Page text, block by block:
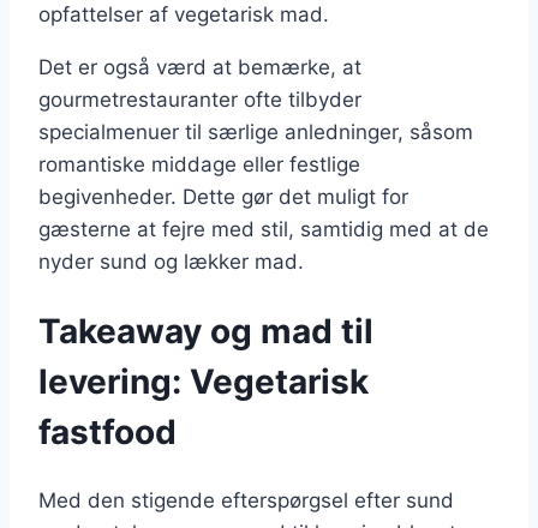
opfattelser af vegetarisk mad.
Det er også værd at bemærke, at
gourmetrestauranter ofte tilbyder
specialmenuer til særlige anledninger, såsom
romantiske middage eller festlige
begivenheder. Dette gør det muligt for
gæsterne at fejre med stil, samtidig med at de
nyder sund og lækker mad.
Takeaway og mad til
levering: Vegetarisk
fastfood
Med den stigende efterspørgsel efter sund